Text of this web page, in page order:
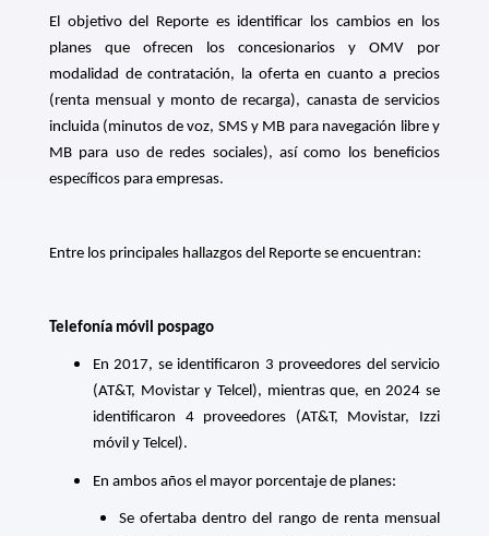
El objetivo del Reporte es identificar los cambios en los
planes que ofrecen los concesionarios y OMV por
modalidad de contratación, la oferta en cuanto a precios
(renta mensual y monto de recarga), canasta de servicios
incluida (minutos de voz, SMS y MB para navegación libre y
MB para uso de redes sociales), así como los beneficios
específicos para empresas.
Entre los principales hallazgos del Reporte se encuentran:
Telefonía móvil pospago
En 2017, se identificaron 3 proveedores del servicio
(AT&T, Movistar y Telcel), mientras que, en 2024 se
identificaron 4 proveedores (AT&T, Movistar, Izzi
móvil y Telcel).
En ambos años el mayor porcentaje de planes:
Se ofertaba dentro del rango de renta mensual